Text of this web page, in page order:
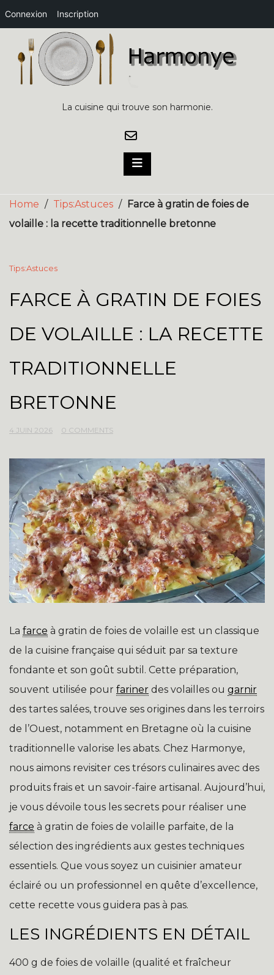
Connexion Inscription
content
La cuisine qui trouve son harmonie.
Home / Tips:Astuces /
Farce à gratin de foies de
volaille : la recette traditionnelle bretonne
Tips:Astuces
FARCE À GRATIN DE FOIES
DE VOLAILLE : LA RECETTE
TRADITIONNELLE
BRETONNE
4 JUIN 2026 0 COMMENTS
La farce à gratin de foies de volaille est un classique
de la cuisine française qui séduit par sa texture
fondante et son goût subtil. Cette préparation,
souvent utilisée pour fariner des volailles ou garnir
des tartes salées, trouve ses origines dans les terroirs
de l’Ouest, notamment en Bretagne où la cuisine
traditionnelle valorise les abats. Chez Harmonye,
nous aimons revisiter ces trésors culinaires avec des
produits frais et un savoir-faire artisanal. Aujourd’hui,
je vous dévoile tous les secrets pour réaliser une
farce à gratin de foies de volaille parfaite, de la
sélection des ingrédients aux gestes techniques
essentiels. Que vous soyez un cuisinier amateur
éclairé ou un professionnel en quête d’excellence,
cette recette vous guidera pas à pas.
LES INGRÉDIENTS EN DÉTAIL
400 g de foies de volaille (qualité et fraîcheur